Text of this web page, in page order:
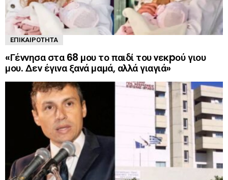
ΕΠΙΚΑΙΡΌΤΗΤΑ
«Γέννησα στα 68 μου το παιδί του νεκpού γιου
μου. Δεν έγινα ξανά μαμά, αλλά γιαγιά»